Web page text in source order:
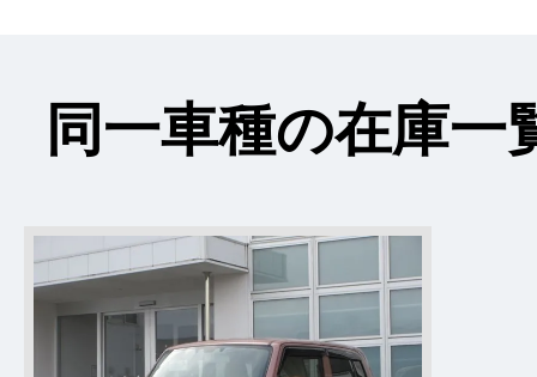
同一車種の在庫一